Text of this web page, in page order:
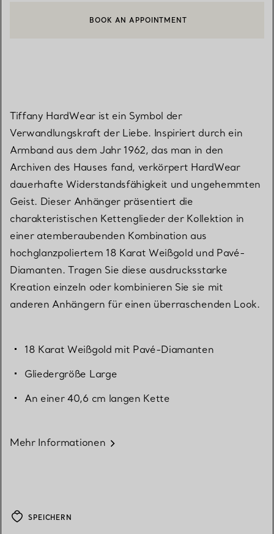
EINEN KUNDENBERATER KONTAKTIEREN ODER EINEN
BOOK AN APPOINTMENT
Tiffany HardWear ist ein Symbol der
Verwandlungskraft der Liebe. Inspiriert durch ein
Armband aus dem Jahr 1962, das man in den
Archiven des Hauses fand, verkörpert HardWear
dauerhafte Widerstandsfähigkeit und ungehemmten
Geist. Dieser Anhänger präsentiert die
charakteristischen Kettenglieder der Kollektion in
einer atemberaubenden Kombination aus
hochglanzpoliertem 18 Karat Weißgold und Pavé-
Diamanten. Tragen Sie diese ausdrucksstarke
Kreation einzeln oder kombinieren Sie sie mit
anderen Anhängern für einen überraschenden Look.
18 Karat Weißgold mit Pavé-Diamanten
Gliedergröße Large
An einer 40,6 cm langen Kette
Mehr Informationen
SPEICHERN